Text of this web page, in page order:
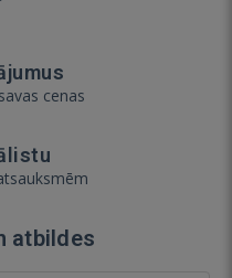
cenas
atbildes